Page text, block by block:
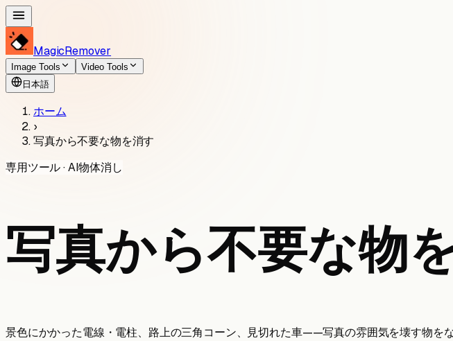
MagicRemover
Image Tools
Video Tools
日本語
ホーム
›
写真から不要な物を消す
専用ツール · AI物体消し
写真から不要な物
景色にかかった電線・電柱、路上の三角コーン、見切れた車——写真の雰囲気を壊す物を